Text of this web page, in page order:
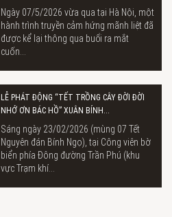
Ngày 07/5/2026 vừa qua tại Hà Nội, một
hành trình truyền cảm hứng mãnh liệt đã
được kể lại thông qua buổi ra mắt
cuốn...
LỄ PHÁT ĐỘNG “TẾT TRỒNG CÂY ĐỜI ĐỜI
NHỚ ƠN BÁC HỒ” XUÂN BÍNH...
Sáng ngày 23/02/2026 (mùng 07 Tết
Nguyên đán Bính Ngọ), tại Công viên bờ
biển phía Đông đường Trần Phú (khu
vực Trạm khí...